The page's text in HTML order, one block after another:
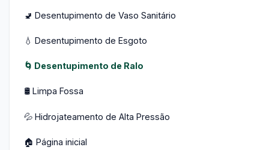
🚽 Desentupimento de Vaso Sanitário
💧 Desentupimento de Esgoto
🌀 Desentupimento de Ralo
🛢️ Limpa Fossa
💦 Hidrojateamento de Alta Pressão
🏠 Página inicial